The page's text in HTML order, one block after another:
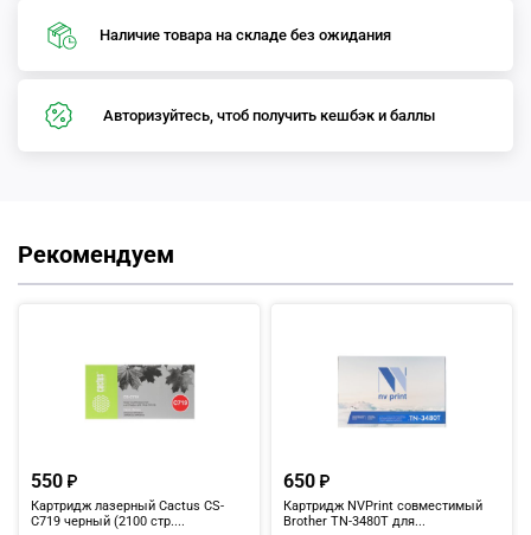
Наличие товара на складе без ожидания
Авторизуйтесь, чтоб получить кешбэк и баллы
Рекомендуем
550
Картридж лазерный Cactus CS-
C719 черный (2100 стр....
650
Картридж NVPrint совместимый
Brother TN-3480T для...